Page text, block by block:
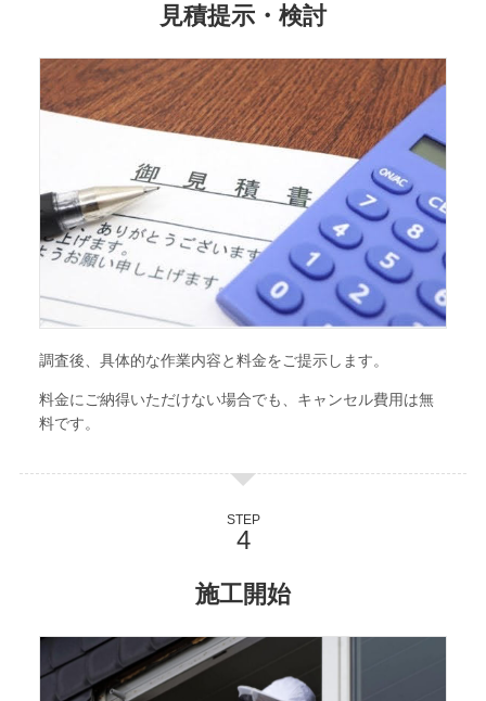
見積提示・検討
調査後、具体的な作業内容と料金をご提示します。
料金にご納得いただけない場合でも、キャンセル費用は無
料です。
STEP
施工開始